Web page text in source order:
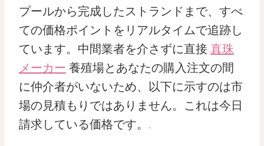
プールから完成したストランドまで、すべ
ての価格ポイントをリアルタイムで追跡し
ています。中間業者を介さずに直接 真珠
メーカー 養殖場とあなたの購入注文の間
に仲介者がいないため、以下に示すのは市
場の見積もりではありません。これは今日
請求している価格です。.